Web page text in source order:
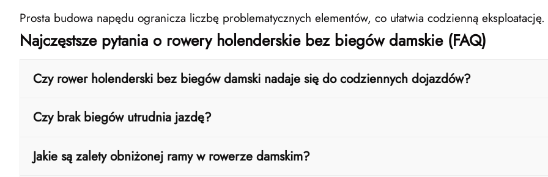
Prosta budowa napędu ogranicza liczbę problematycznych elementów, co ułatwia codzienną eksploatację.
Najczęstsze pytania o rowery holenderskie bez biegów damskie (FAQ)
Czy rower holenderski bez biegów damski nadaje się do codziennych dojazdów?
Tak – ten model został zaprojektowany przede wszystkim do jazdy miejskiej w spokojnym tempie.
czy po zakupy.
Czy brak biegów utrudnia jazdę?
Na płaskich trasach nie stanowi to problemu. Przy bardzo stromych podjazdach może być bardziej
przełożeń.
Jakie są zalety obniżonej ramy w rowerze damskim?